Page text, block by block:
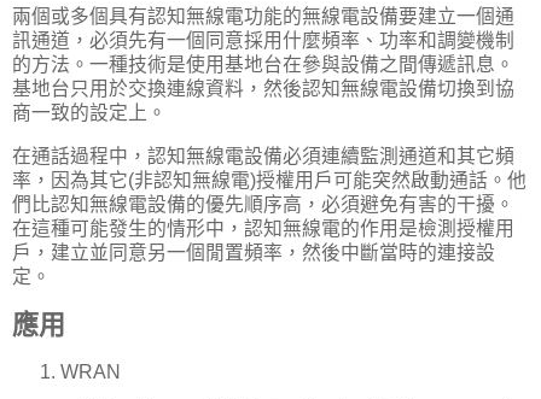
兩個或多個具有認知無線電功能的無線電設備要建立一個通
訊通道，必須先有一個同意採用什麼頻率、功率和調變機制
的方法。一種技術是使用基地台在參與設備之間傳遞訊息。
基地台只用於交換連線資料，然後認知無線電設備切換到協
商一致的設定上。
在通話過程中，認知無線電設備必須連續監測通道和其它頻
率，因為其它(非認知無線電)授權用戶可能突然啟動通話。他
們比認知無線電設備的優先順序高，必須避免有害的干擾。
在這種可能發生的情形中，認知無線電的作用是檢測授權用
戶，建立並同意另一個閒置頻率，然後中斷當時的連接設
定。
應用
WRAN